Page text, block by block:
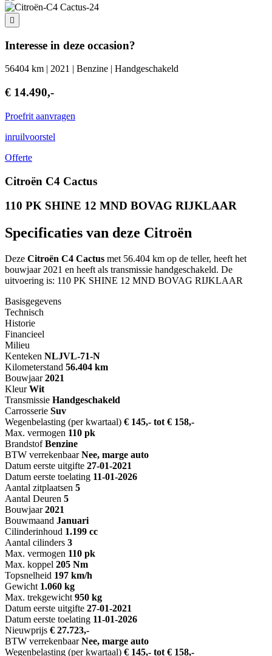
Interesse in deze occasion?
56404 km | 2021 | Benzine | Handgeschakeld
€ 14.490,-
Proefrit aanvragen
inruilvoorstel
Offerte
Citroën C4 Cactus
110 PK SHINE 12 MND BOVAG RIJKLAAR
Specificaties van deze Citroën
Deze Citroën C4 Cactus met 56.404 km op de teller, heeft het
bouwjaar 2021 en heeft als transmissie handgeschakeld. De
uitvoering is: 110 PK SHINE 12 MND BOVAG RIJKLAAR
Basisgegevens
Technisch
Historie
Financieel
Milieu
Kenteken NLJVL-71-N
Kilometerstand 56.404 km
Bouwjaar 2021
Kleur Wit
Transmissie Handgeschakeld
Carrosserie Suv
Wegenbelasting (per kwartaal) € 145,- tot € 158,-
Max. vermogen 110 pk
Brandstof Benzine
BTW verrekenbaar Nee, marge auto
Datum eerste uitgifte 27-01-2021
Datum eerste toelating 11-01-2026
Aantal zitplaatsen 5
Aantal Deuren 5
Bouwjaar 2021
Bouwmaand Januari
Cilinderinhoud 1.199 cc
Aantal cilinders 3
Max. vermogen 110 pk
Max. koppel 205 Nm
Topsnelheid 197 km/h
Gewicht 1.060 kg
Max. trekgewicht 950 kg
Datum eerste uitgifte 27-01-2021
Datum eerste toelating 11-01-2026
Nieuwprijs € 27.723,-
BTW verrekenbaar Nee, marge auto
Wegenbelasting (per kwartaal) € 145,- tot € 158,-